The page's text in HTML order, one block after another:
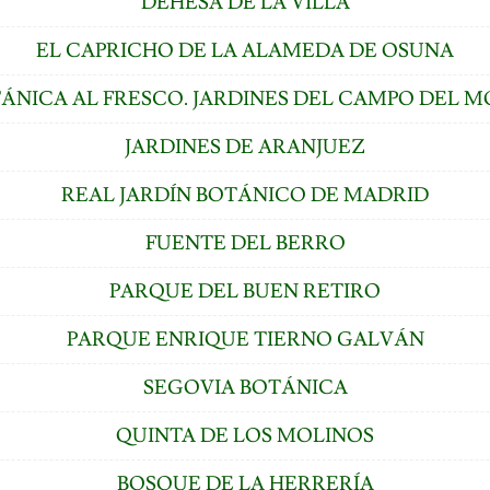
EL CAPRICHO DE LA ALAMEDA DE OSUNA
AL FRESCO. JARDINES DEL CAMPO DEL
JARDINES DE ARANJUEZ
REAL JARDÍN BOTÁNICO DE MADRID
FUENTE DEL BERRO
PARQUE DEL BUEN RETIRO
PARQUE ENRIQUE TIERNO GALVÁN
SEGOVIA BOTÁNICA
QUINTA DE LOS MOLINOS
BOSQUE DE LA HERRERÍA